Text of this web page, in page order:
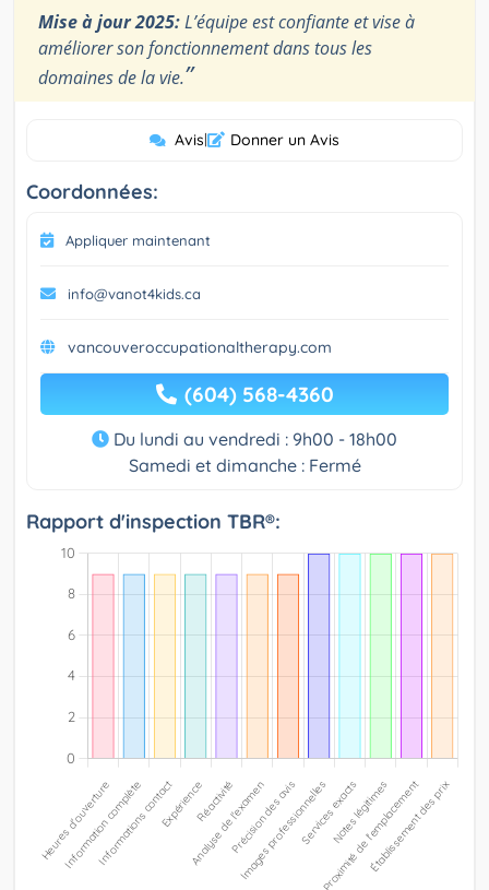
Mise à jour 2025:L’équipe est confiante et vise à
améliorer son fonctionnement dans tous les
domaines de la vie.”
Avis| Donner un Avis
Coordonnées:
Appliquer maintenant
info@vanot4kids.ca
vancouveroccupationaltherapy.com
(604) 568-4360
Du lundi au vendredi : 9h00 - 18h00
Samedi et dimanche : Fermé
Rapport d'inspection TBR®: